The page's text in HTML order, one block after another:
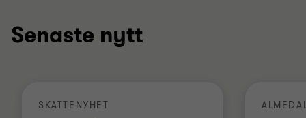
Senaste nytt
SKATTENYHET